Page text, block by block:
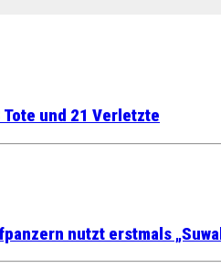
und 21 Verletzte
nutzt erstmals